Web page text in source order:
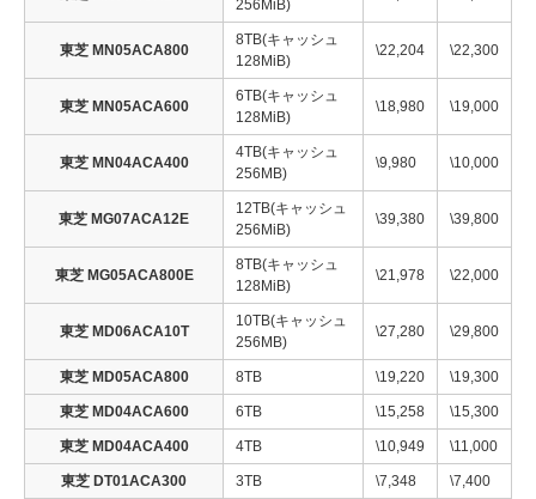
256MiB)
東芝 MN05ACA800
8TB(キャッシュ
128MiB)
\22,204 \22,300
東芝 MN05ACA600
6TB(キャッシュ
128MiB)
\18,980 \19,000
東芝 MN04ACA400
4TB(キャッシュ
256MB)
\9,980 \10,000
東芝 MG07ACA12E
12TB(キャッシュ
256MiB)
\39,380 \39,800
東芝 MG05ACA800E
8TB(キャッシュ
128MiB)
\21,978 \22,000
東芝 MD06ACA10T
10TB(キャッシュ
256MB)
\27,280 \29,800
東芝 MD05ACA800 8TB \19,220 \19,300
東芝 MD04ACA600 6TB \15,258 \15,300
東芝 MD04ACA400 4TB \10,949 \11,000
東芝 DT01ACA300 3TB \7,348 \7,400